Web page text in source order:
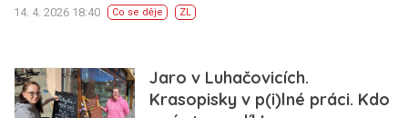
14. 4. 2026 18:40 Co se děje ZL
Jaro v Luhačovicích.
Krasopisky v p(i)lné práci. Kdo